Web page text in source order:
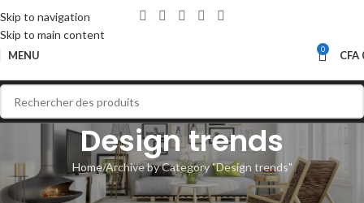
Skip to navigation
Skip to main content
MENU 0 CFA
Design trends
Home Archive by Category "Design trends"